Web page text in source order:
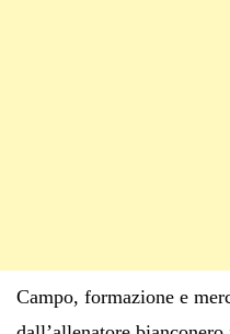
Campo, formazione e